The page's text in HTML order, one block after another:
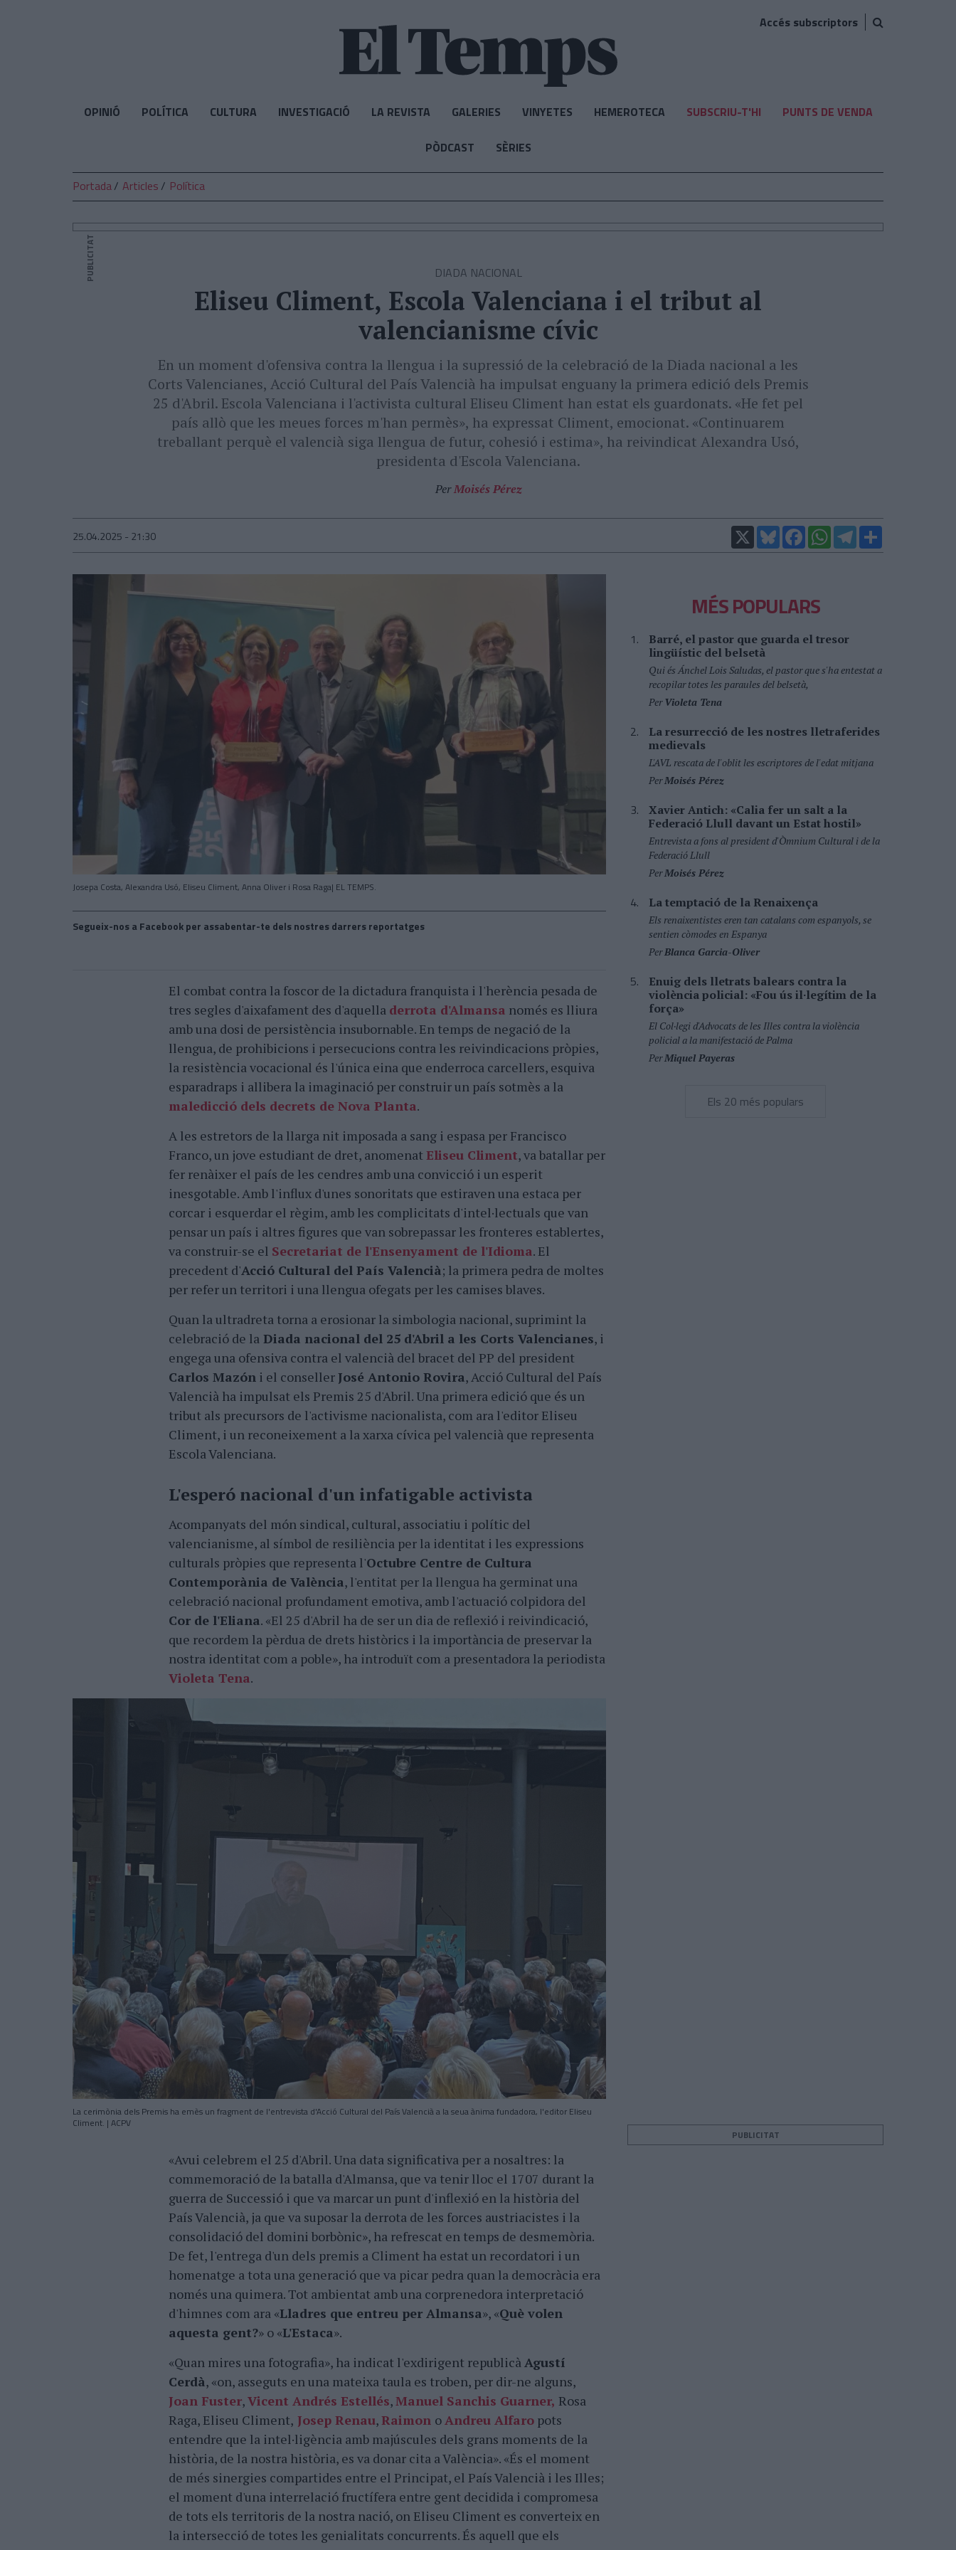
Accés subscriptors
OPINIÓ POLÍTICA CULTURA INVESTIGACIÓ LA REVISTA GALERIES VINYETES HEMEROTECA SUBSCRIU-T'HI PUNTS DE VENDA
PÒDCAST SÈRIES
Portada Articles Política
PUBLICITAT DIADA NACIONAL
Eliseu Climent, Escola Valenciana i el tribut al
valencianisme cívic
En un moment d'ofensiva contra la llengua i la supressió de la celebració de la Diada nacional a les
Corts Valencianes, Acció Cultural del País Valencià ha impulsat enguany la primera edició dels Premis
25 d'Abril. Escola Valenciana i l'activista cultural Eliseu Climent han estat els guardonats. «He fet pel
país allò que les meues forces m'han permès», ha expressat Climent, emocionat. «Continuarem
treballant perquè el valencià siga llengua de futur, cohesió i estima», ha reivindicat Alexandra Usó,
presidenta d'Escola Valenciana.
PerMoisés Pérez
25.04.2025 - 21:30 X BlueskyFacebookWhatsAppTelegram
Josepa Costa, Alexandra Usó, Eliseu Climent, Anna Oliver i Rosa Raga| EL TEMPS.
Segueix-nos a Facebook per assabentar-te dels nostres darrers reportatges
El combat contra la foscor de la dictadura franquista i l'herència pesada de
tres segles d'aixafament des d'aquella derrota d'Almansa només es lliura
amb una dosi de persistència insubornable. En temps de negació de la
llengua, de prohibicions i persecucions contra les reivindicacions pròpies,
la resistència vocacional és l'única eina que enderroca carcellers, esquiva
esparadraps i allibera la imaginació per construir un país sotmès a la
maledicció dels decrets de Nova Planta.
A les estretors de la llarga nit imposada a sang i espasa per Francisco
Franco, un jove estudiant de dret, anomenat Eliseu Climent, va batallar per
fer renàixer el país de les cendres amb una convicció i un esperit
inesgotable. Amb l'influx d'unes sonoritats que estiraven una estaca per
corcar i esquerdar el règim, amb les complicitats d'intel·lectuals que van
pensar un país i altres figures que van sobrepassar les fronteres establertes,
va construir-se el Secretariat de l'Ensenyament de l'Idioma. El
precedent d'Acció Cultural del País Valencià; la primera pedra de moltes
per refer un territori i una llengua ofegats per les camises blaves.
Quan la ultradreta torna a erosionar la simbologia nacional, suprimint la
celebració de la Diada nacional del 25 d'Abril a les Corts Valencianes, i
engega una ofensiva contra el valencià del bracet del PP del president
Carlos Mazón i el consellerJosé Antonio Rovira, Acció Cultural del País
Valencià ha impulsat els Premis 25 d'Abril. Una primera edició que és un
tribut als precursors de l'activisme nacionalista, com ara l'editor Eliseu
Climent, i un reconeixement a la xarxa cívica pel valencià que representa
Escola Valenciana.
L'esperó nacional d'un infatigable activista
Acompanyats del món sindical, cultural, associatiu i polític del
valencianisme, al símbol de resiliència per la identitat i les expressions
culturals pròpies que representa l'Octubre Centre de Cultura
Contemporània de València, l'entitat per la llengua ha germinat una
celebració nacional profundament emotiva, amb l'actuació colpidora del
Cor de l'Eliana. «El 25 d'Abril ha de ser un dia de reflexió i reivindicació,
que recordem la pèrdua de drets històrics i la importància de preservar la
nostra identitat com a poble», ha introduït com a presentadora la periodista
Violeta Tena.
La cerimònia dels Premis ha emès un fragment de l'entrevista d'Acció Cultural del País Valencià a la seua ànima fundadora, l'editor Eliseu
Climent. | ACPV
«Avui celebrem el 25 d'Abril. Una data significativa per a nosaltres: la
commemoració de la batalla d'Almansa, que va tenir lloc el 1707 durant la
guerra de Successió i que va marcar un punt d'inflexió en la història del
País Valencià, ja que va suposar la derrota de les forces austriacistes i la
consolidació del domini borbònic», ha refrescat en temps de desmemòria.
De fet, l'entrega d'un dels premis a Climent ha estat un recordatori i un
homenatge a tota una generació que va picar pedra quan la democràcia era
només una quimera. Tot ambientat amb una corprenedora interpretació
d'himnes com ara «Lladres que entreu per Almansa», «Què volen
aquesta gent?» o «L'Estaca».
«Quan mires una fotografia», ha indicat l'exdirigent republicà Agustí
Cerdà, «on, asseguts en una mateixa taula es troben, per dir-ne alguns,
Joan Fuster,Vicent Andrés Estellés, Manuel Sanchis Guarner, Rosa
Raga, Eliseu Climent, Josep Renau,Raimon o Andreu Alfaro pots
entendre que la intel·ligència amb majúscules dels grans moments de la
història, de la nostra història, es va donar cita a València». «És el moment
de més sinergies compartides entre el Principat, el País Valencià i les Illes;
el moment d'una interrelació fructífera entre gent decidida i compromesa
de tots els territoris de la nostra nació, on Eliseu Climent es converteix en
la intersecció de totes les genialitats concurrents. És aquell que els
MÉS POPULARS
Barré, el pastor que guarda el tresor
lingüístic del belsetà
Qui és Ánchel Lois Saludas, el pastor que s'ha entestat a
recopilar totes les paraules del belsetà,
PerVioleta Tena
La resurrecció de les nostres lletraferides
medievals
L'AVL rescata de l'oblit les escriptores de l'edat mitjana
PerMoisés Pérez
Xavier Antich: «Calia fer un salt a la
Federació Llull davant un Estat hostil»
Entrevista a fons al president d'Òmnium Cultural i de la
Federació Llull
PerMoisés Pérez
La temptació de la Renaixença
Els renaixentistes eren tan catalans com espanyols, se
sentien còmodes en Espanya
PerBlanca Garcia-Oliver
Enuig dels lletrats balears contra la
violència policial: «Fou ús il·legítim de la
força»
El Col·legi d'Advocats de les Illes contra la violència
policial a la manifestació de Palma
PerMiquel Payeras
Els 20 més populars
PUBLICITAT